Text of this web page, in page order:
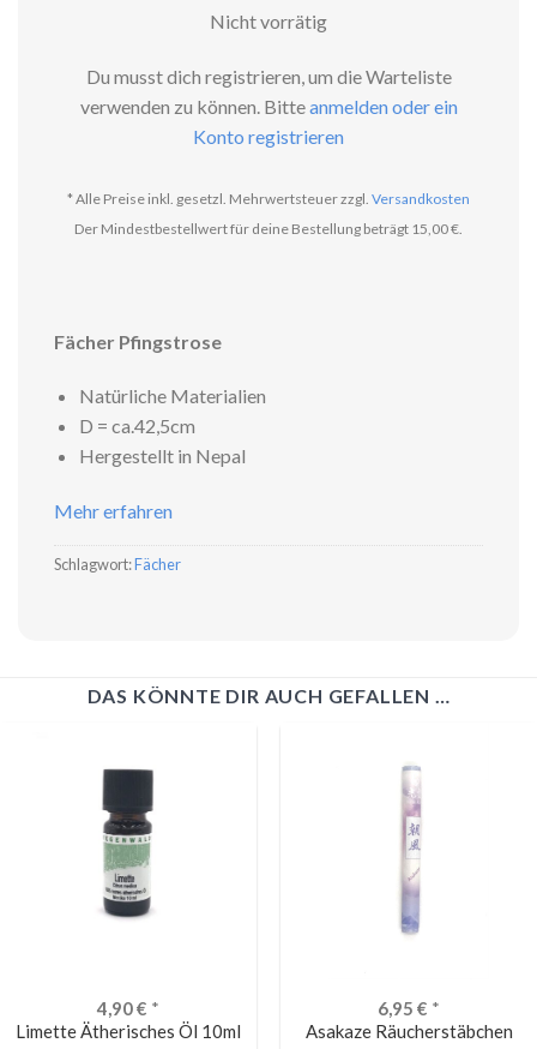
Nicht vorrätig
Du musst dich registrieren, um die Warteliste
verwenden zu können. Bitteanmelden oder ein
Konto registrieren
* Alle Preise inkl. gesetzl. Mehrwertsteuer zzgl. Versandkosten
Der Mindestbestellwert für deine Bestellung beträgt 15,00 €.
Fächer Pfingstrose
Natürliche Materialien
D = ca.42,5cm
Hergestellt in Nepal
Mehr erfahren
Schlagwort:Fächer
DAS KÖNNTE DIR AUCH GEFALLEN …
4,90€ *
Limette Ätherisches Öl 10ml
6,95 € *
Asakaze Räucherstäbchen